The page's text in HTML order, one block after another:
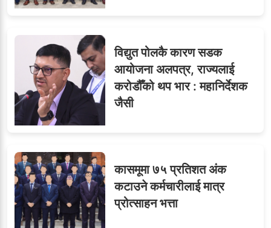
विद्युत पोलकै कारण सडक
आयोजना अलपत्र, राज्यलाई
करोडौँको थप भार : महानिर्देशक
जैसी
कासमूमा ७५ प्रतिशत अंक
कटाउने कर्मचारीलाई मात्र
प्रोत्साहन भत्ता